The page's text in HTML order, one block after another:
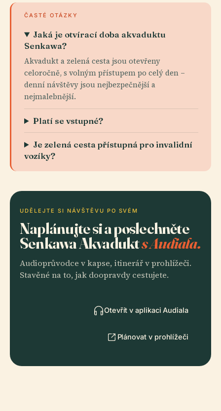
ČASTÉ OTÁZKY
Jaká je otvírací doba akvaduktu
Senkawa?
Akvadukt a zelená cesta jsou otevřeny
celoročně, s volným přístupem po celý den –
denní návštěvy jsou nejbezpečnější a
nejmalebnější.
Platí se vstupné?
Je zelená cesta přístupná pro invalidní
vozíky?
UDĚLEJTE SI NÁVŠTĚVU PO SVÉM
Naplánujte si a poslechněte
Senkawa Akvadukts Audiala.
Audioprůvodce v kapse, itinerář v prohlížeči.
Stavěné na to, jak doopravdy cestujete.
Otevřít v aplikaci Audiala
Plánovat v prohlížeči